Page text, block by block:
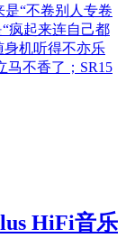
是“不卷别人专卷
疯起来连自己都
机听得不亦乐
马不香了；SR15
HiFi音乐